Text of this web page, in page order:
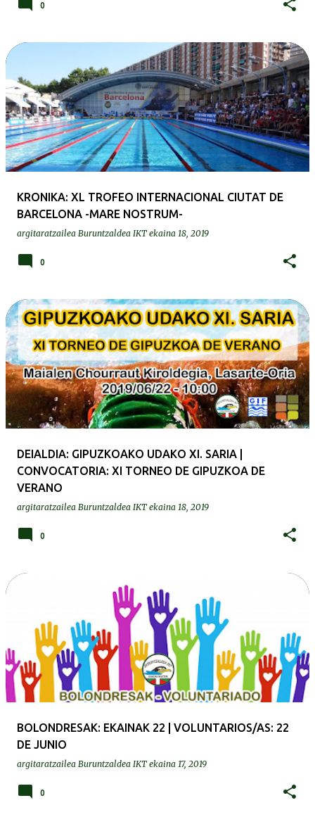
0
KRONIKA: XL TROFEO INTERNACIONAL CIUTAT DE
BARCELONA -MARE NOSTRUM-
argitaratzailea Buruntzaldea IKT ekaina 18, 2019
0
DEIALDIA: GIPUZKOAKO UDAKO XI. SARIA |
CONVOCATORIA: XI TORNEO DE GIPUZKOA DE
VERANO
argitaratzailea Buruntzaldea IKT ekaina 18, 2019
0
BOLONDRESAK: EKAINAK 22 | VOLUNTARIOS/AS: 22
DE JUNIO
argitaratzailea Buruntzaldea IKT ekaina 17, 2019
0